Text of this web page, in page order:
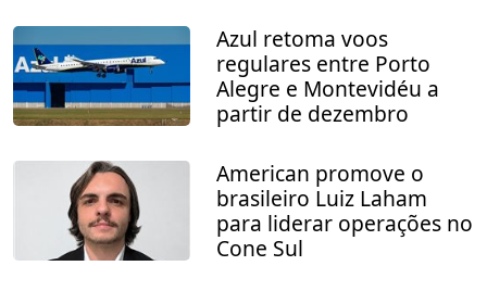
Azul retoma voos
regulares entre Porto
Alegre e Montevidéu a
partir de dezembro
American promove o
brasileiro Luiz Laham
para liderar operações no
Cone Sul